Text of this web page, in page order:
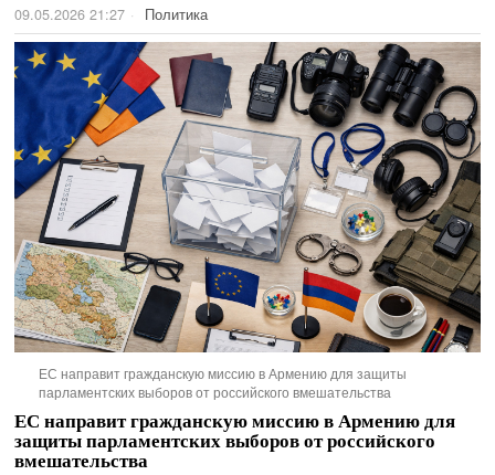
09.05.2026 21:27 Политика
ЕС направит гражданскую миссию в Армению для защиты
парламентских выборов от российского вмешательства
ЕС направит гражданскую миссию в Армению для
защиты парламентских выборов от российского
вмешательства